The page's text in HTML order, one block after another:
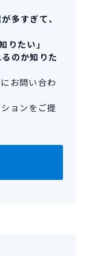
多すぎて、
りたい」
のか知りた
お問い合わ
ョンをご提